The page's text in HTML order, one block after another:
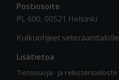
Postiosoite
PL 600, 00521 Helsinki
Kulkuohjeet veteraanitalolle
Lisätietoa
Tietosuoja- ja rekisteriseloste